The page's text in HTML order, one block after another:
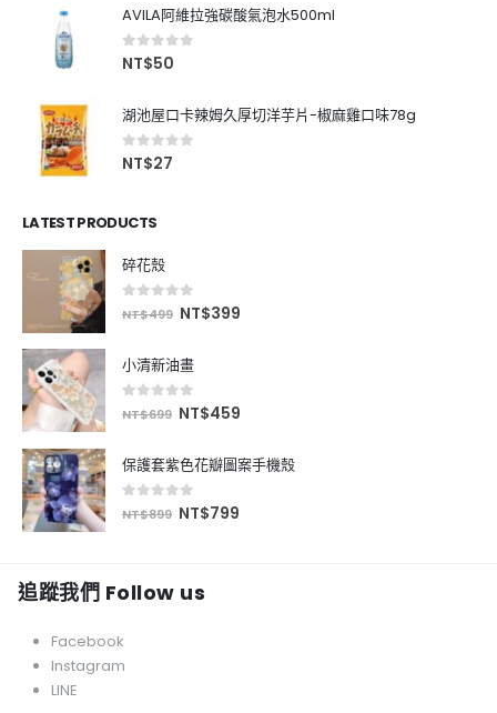
AVILA阿維拉強碳酸氣泡水500ml
0out of 5
NT$50
湖池屋口卡辣姆久厚切洋芋片-椒麻雞口味78g
0out of 5
NT$27
LATEST PRODUCTS
碎花殼
out of 5
NT$499 NT$399
小清新油畫
out of 5
NT$699 NT$459
保護套紫色花瓣圖案手機殼
out of 5
NT$899 NT$799
追蹤我們 Follow us
Facebook
Instagram
LINE